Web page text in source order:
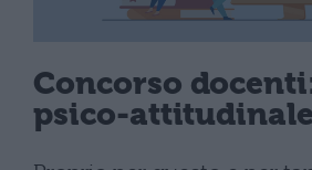
Concorso
psico-